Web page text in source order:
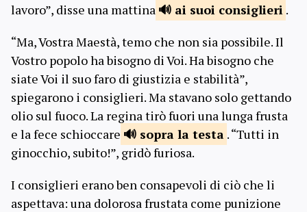
lavoro”, disse una mattina
ai suoi consiglieri .
“Ma, Vostra Maestà, temo che non sia possibile. Il
Vostro popolo ha bisogno di Voi. Ha bisogno che
siate Voi il suo faro di giustizia e stabilità”,
spiegarono i consiglieri. Ma stavano solo gettando
olio sul fuoco. La regina tirò fuori una lunga frusta
e la fece schioccare
sopra la testa . “Tutti in
ginocchio, subito!”, gridò furiosa.
I consiglieri erano ben consapevoli di ciò che li
aspettava: una dolorosa frustata come punizione